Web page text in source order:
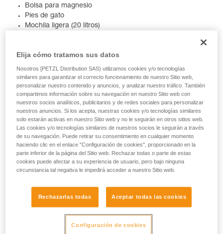
Bolsa para magnesio
Pies de gato
Mochila ligera (20 litros)
Cortaviento ligero
Navaja
Linterna frontal
Botiquín de un día
Reseña, mapa
Nos importas, y que tu ascensión vaya lo mejor posible también, por lo
que hemos hecho para ti una lista con los productos más apropiados
para salir a una vía de grandes largos.
Elija cómo tratamos sus datos
Nosotros [PETZL Distribution SAS) utilizamos cookies y/o tecnologías
similares para garantizar el correcto funcionamiento de nuestro Sitio web,
personalizar nuestro contenido y anuncios, y analizar nuestro tráfico. También
compartimos información sobre su navegación en nuestro Sitio web con
nuestros socios analíticos, publicitarios y de redes sociales para personalizar
nuestros anuncios. Si los acepta, nuestras cookies y/o tecnologías similares
solo estarán activas en nuestro Sitio web y no le seguirán en otros sitios web.
Las cookies y/o tecnologías similares de nuestros socios le seguirán a través
de su navegación. Puede retirar su consentimiento en cualquier momento
haciendo clic en el enlace "Configuración de cookies", proporcionado en la
parte inferior de la página del Sitio web. Rechazar todas o parte de estas
cookies puede afectar a su experiencia de usuario, pero bajo ninguna
circunstancia tal negativa le impedirá acceder a nuestro Sitio web.
Rechazarlas todas Aceptar todas las cookies
Configuración de cookies